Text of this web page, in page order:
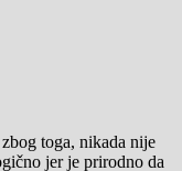
toga, nikada nije
jer je prirodno da